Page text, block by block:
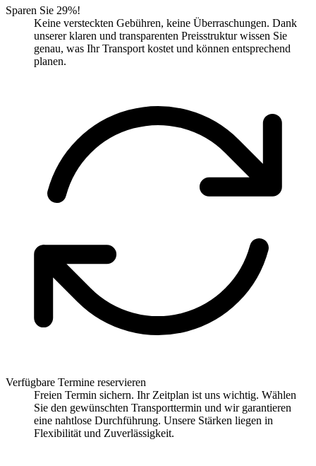
Sparen Sie 29%!
Keine versteckten Gebühren, keine Überraschungen. Dank
unserer klaren und transparenten Preisstruktur wissen Sie
genau, was Ihr Transport kostet und können entsprechend
planen.
Verfügbare Termine reservieren
Freien Termin sichern. Ihr Zeitplan ist uns wichtig. Wählen
Sie den gewünschten Transporttermin und wir garantieren
eine nahtlose Durchführung. Unsere Stärken liegen in
Flexibilität und Zuverlässigkeit.